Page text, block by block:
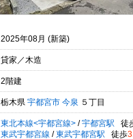
2025年08月 (新築)
貸家／木造
2階建
栃木県 宇都宮市 今泉 ５丁目
東北本線<宇都宮線> / 宇都宮駅 徒
東武宇都宮線 / 東武宇都宮駅 徒歩